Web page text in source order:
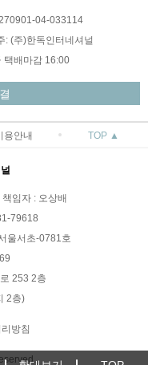
04-033114
: (주)한독인터네셔널
택배마감 16:00
용안내 TOP ▲
임자 : 오상배
79618
울서초-0781호
253 2층
2층)
방침